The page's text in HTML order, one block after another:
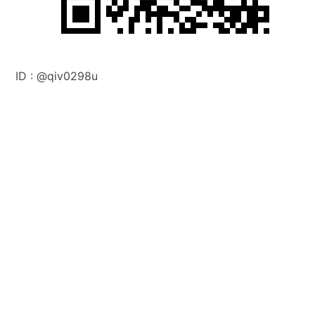
ID :@qiv0298u